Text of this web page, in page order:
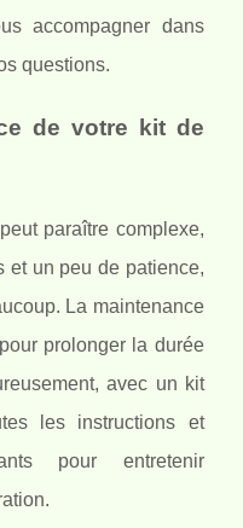
accompagner dans
questions.
de votre kit de
paraître complexe,
et un peu de patience,
La maintenance
prolonger la durée
avec un kit
les instructions et
pour entretenir